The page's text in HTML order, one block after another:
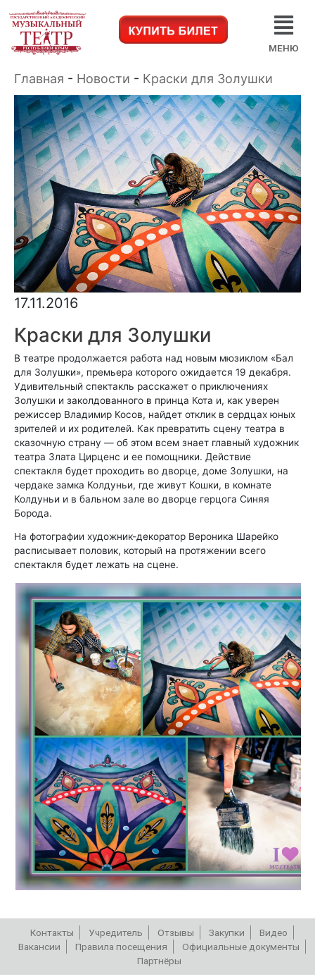
МЕНЮ
Главная - Новости - Краски для Золушки
17.11.2016
Краски для Золушки
В театре продолжается работа над новым мюзиклом «Бал
для Золушки», премьера которого ожидается 19 декабря.
Удивительный спектакль расскажет о приключениях
Золушки и заколдованного в принца Кота и, как уверен
режиссер Владимир Косов, найдет отклик в сердцах юных
зрителей и их родителей. Как превратить сцену театра в
сказочную страну — об этом всем знает главный художник
театра Злата Цирценс и ее помощники. Действие
спектакля будет проходить во дворце, доме Золушки, на
чердаке замка Колдуньи, где живут Кошки, в комнате
Колдуньи и в бальном зале во дворце герцога Синяя
Борода.
На фотографии художник-декоратор Вероника Шарейко
расписывает половик, который на протяжении всего
спектакля будет лежать на сцене.
Контакты Учредитель Отзывы Закупки
Видео
Вакансии
Правила посещения
Официальные документы
Партнёры